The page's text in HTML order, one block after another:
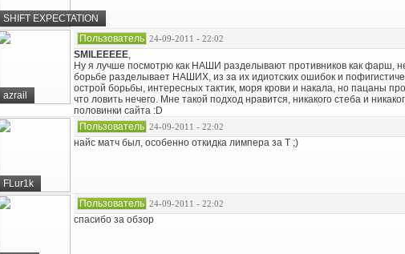
SHIFT EXPECTATION
azrail
Пользователь 24-09-2011 - 22:02
SMILEEEEE,
Ну я лучше посмотрю как НАШИ разделывают противников как фарш,
борьбе разделывает НАШИХ, из за их идиотских ошибок и
острой борьбы, интересных тактик, моря крови и накала, но пацаны
что ловить нечего. Мне такой подход нравится, никакого стеба и
половинки сайта :D
FLur1k
Пользователь 24-09-2011 - 22:02
найс матч был, особенно откидка лимпера за Т ;)
Пользователь 24-09-2011 - 22:02
спасибо за обзор